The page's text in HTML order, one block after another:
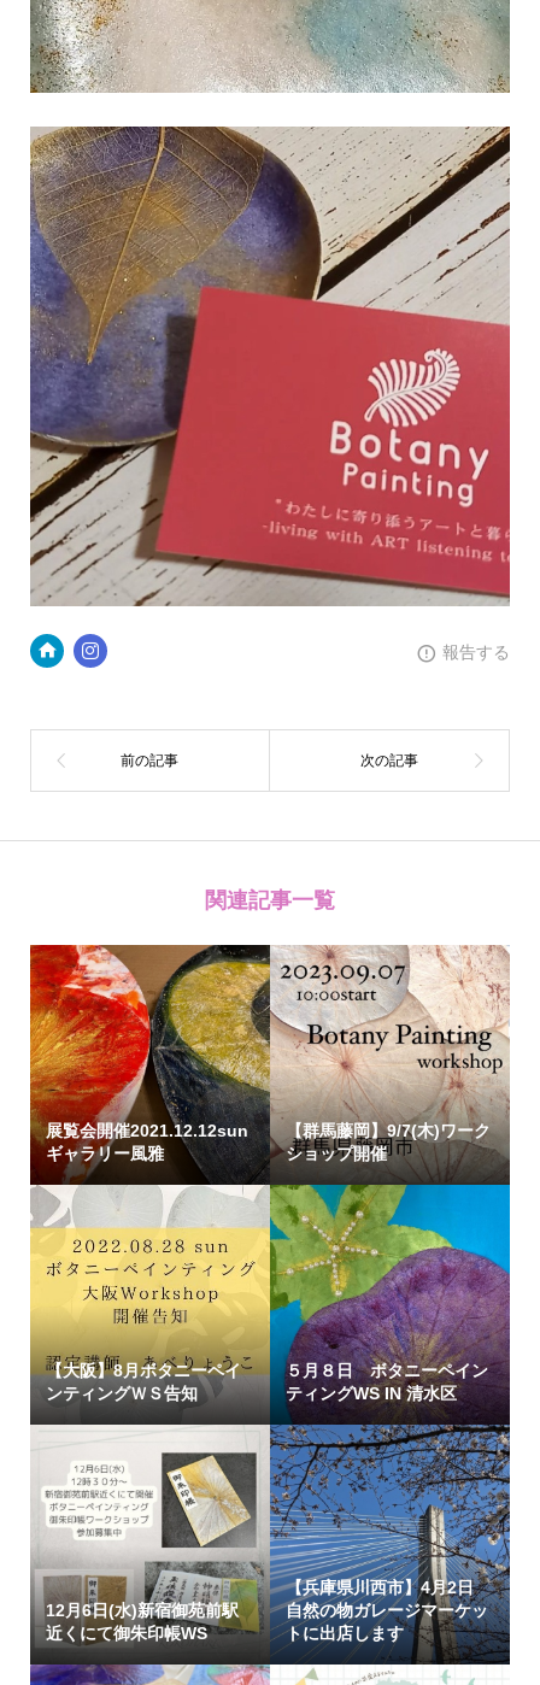
報告する
関連記事一覧
展覧会開催2021.12.12sun
ギャラリー風雅
【群馬藤岡】9/7(木)ワーク
ショップ開催
【大阪】8月ボタニーペイ
ンティングＷＳ告知
５月８日 ボタニーペイン
ティングWS IN 清水区
12月6日(水)新宿御苑前駅
近くにて御朱印帳WS
【兵庫県川西市】4月2日
自然の物ガレージマーケッ
トに出店します